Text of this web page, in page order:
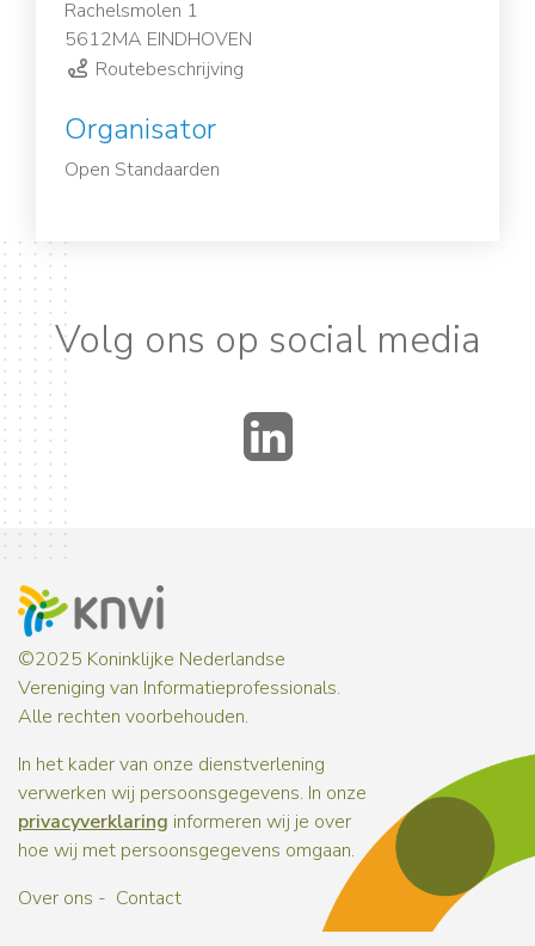
Rachelsmolen 1
5612MA EINDHOVEN
Routebeschrijving
Organisator
Open Standaarden
Volg ons op social media
©2025 Koninklijke Nederlandse
Vereniging van Informatieprofessionals.
Alle rechten voorbehouden.
In het kader van onze dienstverlening
verwerken wij persoonsgegevens. In onze
privacyverklaring informeren wij je over
hoe wij met persoonsgegevens omgaan.
Over ons
Contact